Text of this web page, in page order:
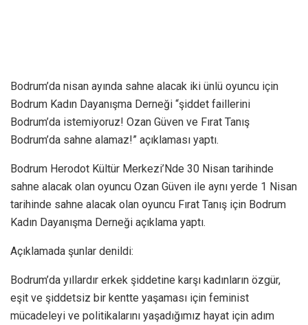
Bodrum’da nisan ayında sahne alacak iki ünlü oyuncu için
Bodrum Kadın Dayanışma Derneği “şiddet faillerini
Bodrum’da istemiyoruz! Ozan Güven ve Fırat Tanış
Bodrum’da sahne alamaz!” açıklaması yaptı.
Bodrum Herodot Kültür Merkezi’Nde 30 Nisan tarihinde
sahne alacak olan oyuncu Ozan Güven ile aynı yerde 1 Nisan
tarihinde sahne alacak olan oyuncu Fırat Tanış için Bodrum
Kadın Dayanışma Derneği açıklama yaptı.
Açıklamada şunlar denildi:
Bodrum’da yıllardır erkek şiddetine karşı kadınların özgür,
eşit ve şiddetsiz bir kentte yaşaması için feminist
mücadeleyi ve politikalarını yaşadığımız hayat için adım